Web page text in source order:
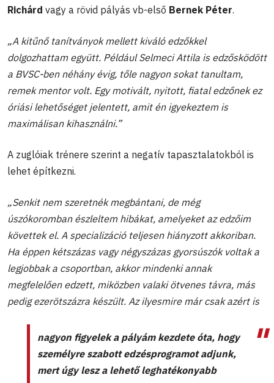
Richárd vagy a rövid pályás vb-első Bernek Péter.
„A kitűnő tanítványok mellett kiváló edzőkkel
dolgozhattam együtt. Például Selmeci Attila is edzősködött
a BVSC-ben néhány évig, tőle nagyon sokat tanultam,
remek mentor volt. Egy motivált, nyitott, fiatal edzőnek ez
óriási lehetőséget jelentett, amit én igyekeztem is
maximálisan kihasználni.”
A zuglóiak trénere szerint a negatív tapasztalatokból is
lehet építkezni.
„Senkit nem szeretnék megbántani, de még
úszókoromban észleltem hibákat, amelyeket az edzőim
követtek el. A specializáció teljesen hiányzott akkoriban.
Ha éppen kétszázas vagy négyszázas gyorsúszók voltak a
legjobbak a csoportban, akkor mindenki annak
megfelelően edzett, miközben valaki ötvenes távra, más
pedig ezerötszázra készült. Az ilyesmire már csak azért is
nagyon figyelek a pályám kezdete óta, hogy
személyre szabott edzésprogramot adjunk,
mert úgy lesz a lehető leghatékonyabb